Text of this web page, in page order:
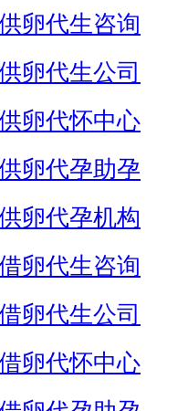
卵代生咨询
卵代生公司
卵代怀中心
卵代孕助孕
卵代孕机构
卵代生咨询
卵代生公司
卵代怀中心